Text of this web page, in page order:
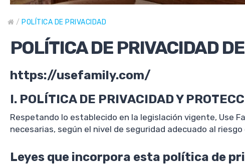
/ POLÍTICA DE PRIVACIDAD
POLÍTICA DE PRIVACIDAD
https://usefamily.com/
I. POLÍTICA DE PRIVACIDAD Y
Respetando lo establecido en la legislación vigente, Use
necesarias, según el nivel de seguridad adecuado al
Leyes que incorpora esta política de